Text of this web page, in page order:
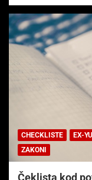
CHECKLISTE EX-YU
ZAKONI
Čeklista kod